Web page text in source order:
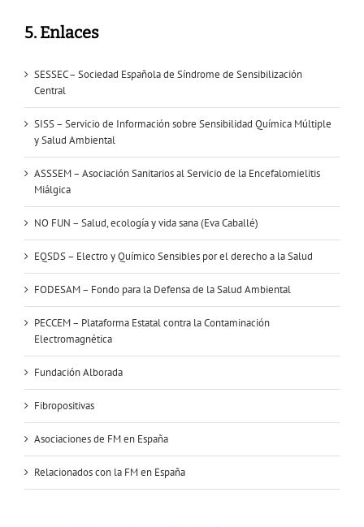
5. Enlaces
SESSEC – Sociedad Española de Síndrome de Sensibilización
Central
SISS – Servicio de Información sobre Sensibilidad Química Múltiple
y Salud Ambiental
ASSSEM – Asociación Sanitarios al Servicio de la Encefalomielitis
Miálgica
NO FUN – Salud, ecología y vida sana (Eva Caballé)
EQSDS – Electro y Químico Sensibles por el derecho a la Salud
FODESAM – Fondo para la Defensa de la Salud Ambiental
PECCEM – Plataforma Estatal contra la Contaminación
Electromagnética
Fundación Alborada
Fibropositivas
Asociaciones de FM en España
Relacionados con la FM en España